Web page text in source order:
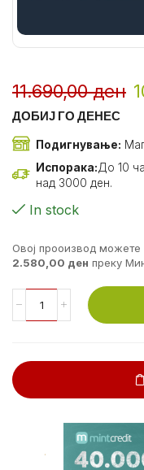
11.690,00ден
ДОБИЈ ГО ДЕНЕС
Подигнување:
Испорака:До 10
над 3000 ден.
In stock
Овој прооизвод можете
2.580,00 ден преку